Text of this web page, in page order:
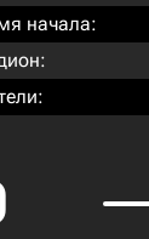
начала: